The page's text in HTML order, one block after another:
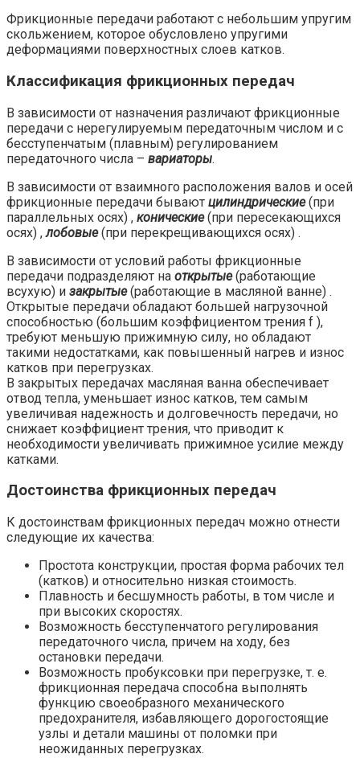
Фрикционные передачи работают с небольшим упругим
скольжением, которое обусловлено упругими
деформациями поверхностных слоев катков.
Классификация фрикционных передач
В зависимости от назначения различают фрикционные
передачи с нерегулируемым передаточным числом и с
бесступенчатым (плавным) регулированием
передаточного числа – вариаторы.
В зависимости от взаимного расположения валов и осей
фрикционные передачи бывают цилиндрические(при
параллельных осях) , конические(при пересекающихся
осях) ,лобовые(при перекрещивающихся осях) .
В зависимости от условий работы фрикционные
передачи подразделяют на открытые(работающие
всухую) и закрытые(работающие в масляной ванне) .
Открытые передачи обладают большей нагрузочной
способностью (большим коэффициентом трения f ),
требуют меньшую прижимную силу, но обладают
такими недостатками, как повышенный нагрев и износ
катков при перегрузках.
В закрытых передачах масляная ванна обеспечивает
отвод тепла, уменьшает износ катков, тем самым
увеличивая надежность и долговечность передачи, но
снижает коэффициент трения, что приводит к
необходимости увеличивать прижимное усилие между
катками.
Достоинства фрикционных передач
К достоинствам фрикционных передач можно отнести
следующие их качества:
Простота конструкции, простая форма рабочих тел
(катков) и относительно низкая стоимость.
Плавность и бесшумность работы, в том числе и
при высоких скоростях.
Возможность бесступенчатого регулирования
передаточного числа, причем на ходу, без
остановки передачи.
Возможность пробуксовки при перегрузке, т. е.
фрикционная передача способна выполнять
функцию своеобразного механического
предохранителя, избавляющего дорогостоящие
узлы и детали машины от поломки при
неожиданных перегрузках.